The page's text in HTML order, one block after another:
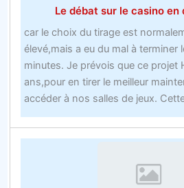
Le débat sur le casino
car le choix du tirage est
élevé,mais a eu du mal à terminer
minutes. Je prévois que ce projet
ans,pour en tirer le meilleur
accéder à nos salles de jeux.